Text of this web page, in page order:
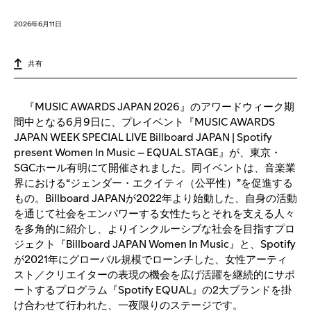
2026年6月11日
共有
『MUSIC AWARDS JAPAN 2026』のアワードウィーク期
間中となる6月9日に、プレイベント『MUSIC AWARDS
JAPAN WEEK SPECIAL LIVE Billboard JAPAN | Spotify
present Women In Music – EQUAL STAGE』が、東京・
SGCホール有明にて開催されました。同イベントは、音楽業
界における“ジェンダー・エクイティ（公平性）”を促進する
もの。Billboard JAPANが2022年より始動した、自身の活動
を通じて社会をエンパワーする女性たちとそれを支える人々
を多角的に紹介し、よりインクルーシブな社会を目指すプロ
ジェクト『Billboard JAPAN Women In Music』と、Spotify
が2021年にグローバル規模でローンチした、女性アーティ
スト／クリエイターの表現の機会を広げ活躍を継続的にサポ
ートするプログラム『Spotify EQUAL』の2大ブランドを掛
け合わせて行われた、一夜限りのステージです。